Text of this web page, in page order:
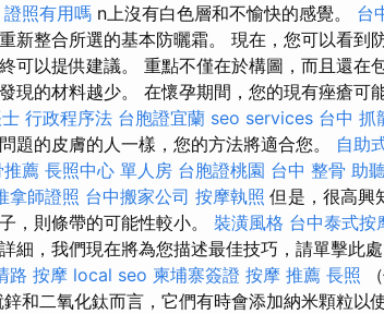
照有用嗎 n上沒有白色層和不愉快的感覺。 台
新整合所選的基本防曬霜。 現在，您可以看到
可以提供建議。 重點不僅在於構圖，而且還在
現的材料越少。 在懷孕期間，您的現有痤瘡可
行政程序法 台胞證宜蘭 seo services 台中 抓
題的皮膚的人一樣，您的方法將適合您。 自助
推薦 長照中心 單人房 台胞證桃園 台中 整骨 助
拿師證照 台中搬家公司 按摩執照 但是，很高興
，則條帶的可能性較小。 裝潢風格 台中泰式按
細，我們現在將為您描述最佳技巧，請單擊此處
路 按摩 local seo 柬埔寨簽證 按摩 推薦 長照
和二氧化鈦而言，它們有時會添加納米顆粒以